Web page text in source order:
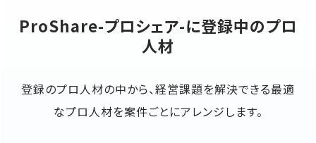
ProShare-プロシェア-に登録中のプロ
人材
登録のプロ人材の中から、経営課題を解決できる最適
なプロ人材を案件ごとにアレンジします。